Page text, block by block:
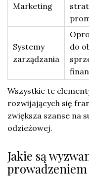
Marketing
Systemy
zarządzania
do
Wszystkie te
rozwijających się
zwiększa szanse na
odzieżowej.
Jakie są